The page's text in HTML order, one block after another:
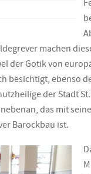
machen
der Gotik von
besichtigt, ebenso
der Stadt
das mit
Barockbau ist.